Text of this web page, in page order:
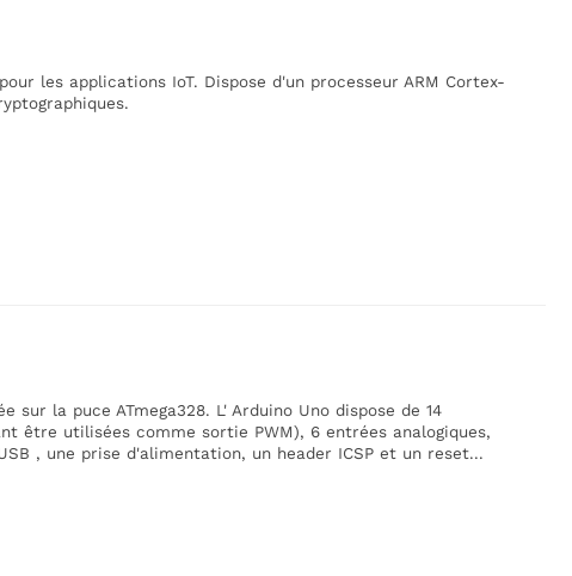
les applications IoT. Dispose d'un processeur ARM Cortex-
la puce ATmega328. L' Arduino Uno dispose de 14
être utilisées comme sortie PWM), 6 entrées analogiques,
, une prise d'alimentation, un header ICSP et un reset...